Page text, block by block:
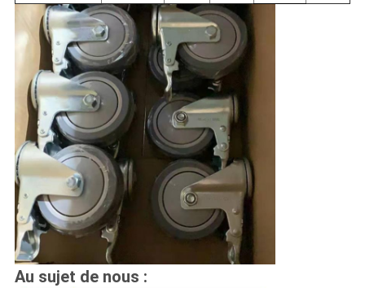
Au sujet de nous :